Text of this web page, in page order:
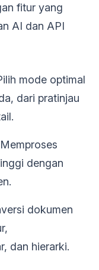
fitur yang
AI dan API
mode optimal
dari pratinjau
Memproses
dengan
dokumen
dan hierarki.